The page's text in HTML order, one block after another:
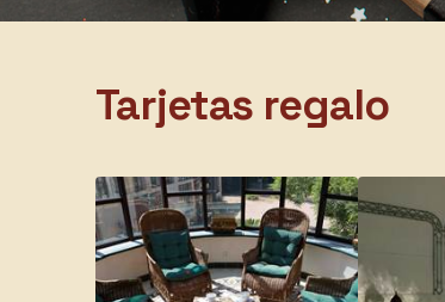
Tarjetas regalo